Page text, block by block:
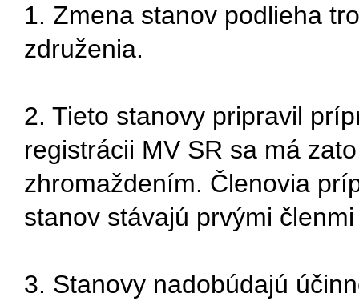
1. Zmena stanov podlieha
združenia.
2. Tieto stanovy pripravil
registrácii MV SR sa má
zhromaždením. Členovia
stanov stávajú prvými
3. Stanovy nadobúdajú